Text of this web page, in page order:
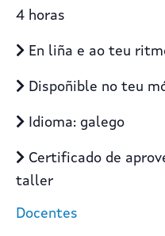
4 horas
En liña e ao teu
Dispoñible no teu
Idioma: galego
Certificado de
taller
Docentes